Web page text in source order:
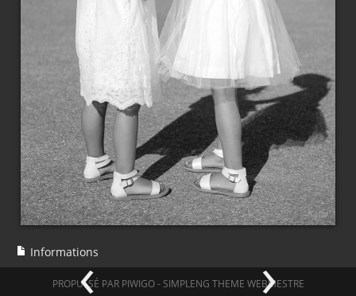
‹ ›
Informations
PROPULSÉ PAR PIWIGO- SIMPLENG THEME WEBMESTRE